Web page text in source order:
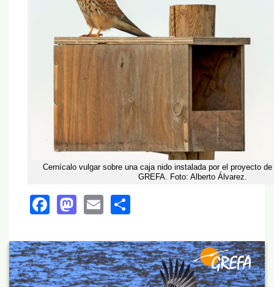
Cernícalo vulgar sobre una caja nido instalada por el proyecto
GREFA. Foto: Alberto Álvarez.
Facebook
Mastodon
Email